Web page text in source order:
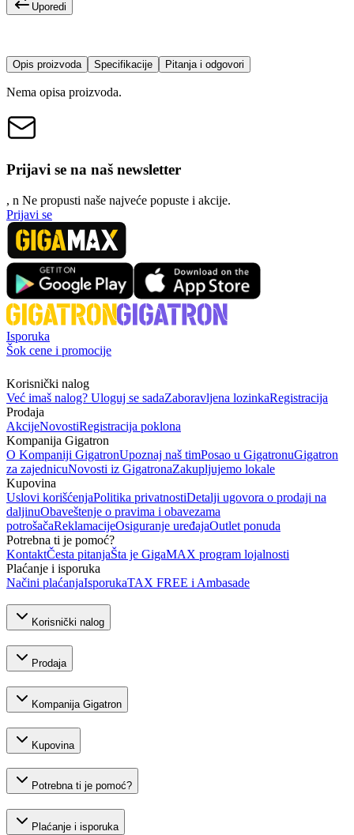
Uporedi
Opis proizvoda Specifikacije Pitanja i odgovori
Nema opisa proizvoda.
Prijavi se na naš newsletter
, n Ne propusti naše najveće popuste i akcije.
Prijavi se
Isporuka
Šok cene i promocije
Korisnički nalog
Već imaš nalog? Uloguj se sadaZaboravljena lozinkaRegistracija
Prodaja
AkcijeNovostiRegistracija poklona
Kompanija Gigatron
O Kompaniji GigatronUpoznaj naš timPosao u GigatronuGigatron
za zajednicuNovosti iz GigatronaZakupljujemo lokale
Kupovina
Uslovi korišćenjaPolitika privatnostiDetalji ugovora o prodaji na
daljinuObaveštenje o pravima i obavezama
potrošačaReklamacijeOsiguranje uređajaOutlet ponuda
Potrebna ti je pomoć?
KontaktČesta pitanjaŠta je GigaMAX program lojalnosti
Plaćanje i isporuka
Načini plaćanjaIsporukaTAX FREE i Ambasade
Korisnički nalog
Prodaja
Kompanija Gigatron
Kupovina
Potrebna ti je pomoć?
Plaćanje i isporuka